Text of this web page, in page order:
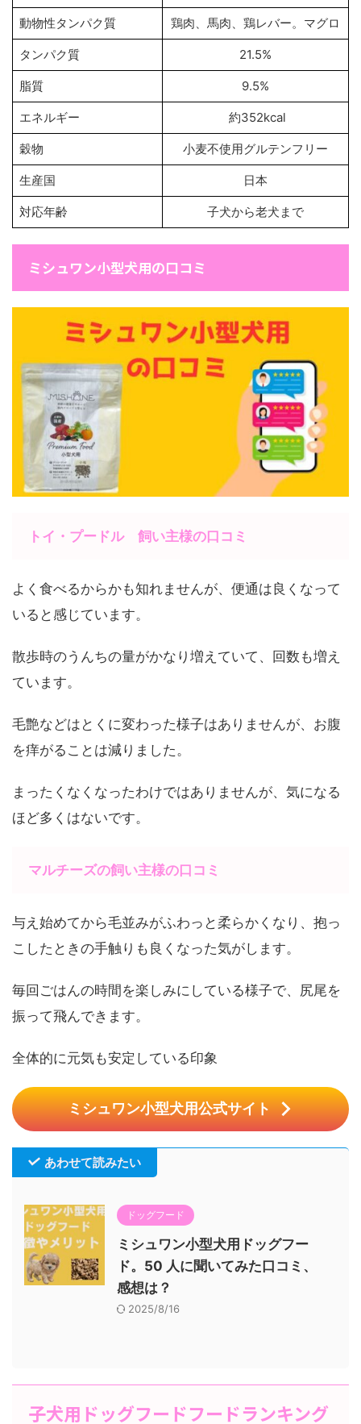
動物性タンパク質 鶏肉、馬肉、鶏レバー。マグロ
タンパク質 21.5%
脂質 9.5%
エネルギー 約352kcal
穀物 小麦不使用グルテンフリー
生産国 日本
対応年齢 子犬から老犬まで
ミシュワン小型犬用の口コミ
トイ・プードル 飼い主様の口コミ
よく食べるからかも知れませんが、便通は良くなって
いると感じています。
散歩時のうんちの量がかなり増えていて、回数も増え
ています。
毛艶などはとくに変わった様子はありませんが、お腹
を痒がることは減りました。
まったくなくなったわけではありませんが、気になる
ほど多くはないです。
マルチーズの飼い主様の口コミ
与え始めてから毛並みがふわっと柔らかくなり、抱っ
こしたときの手触りも良くなった気がします。
毎回ごはんの時間を楽しみにしている様子で、尻尾を
振って飛んできます。
全体的に元気も安定している印象
ミシュワン小型犬用公式サイト
あわせて読みたい
ドッグフード
ミシュワン小型犬用ドッグフー
ド。50 人に聞いてみた口コミ、
感想は？
2025/8/16
子犬用ドッグフードフードランキング